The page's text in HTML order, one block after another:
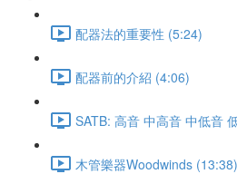
配器法的重要性 (5:24)
配器前的介紹 (4:06)
SATB: 高音 中高音 中低音
木管樂器Woodwinds (13:38)